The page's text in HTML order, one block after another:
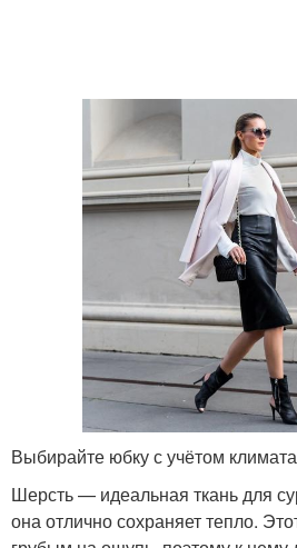
Трикотажная юбка
Вязаные юбки
Красочные юбки
Выбирайте юбку с учётом
Шерсть — идеальная ткань для
она отлично сохраняет тепло.